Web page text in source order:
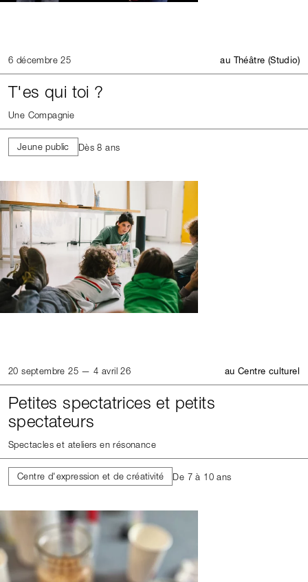
6 décembre 25 au Théâtre (Studio)
T'es qui toi ?
Une Compagnie
Jeune public Dès 8 ans
20 septembre 25 — 4 avril 26 au Centre culturel
Petites spectatrices et petits
spectateurs
Spectacles et ateliers en résonance
Centre d'expression et de créativité De 7 à 10 ans